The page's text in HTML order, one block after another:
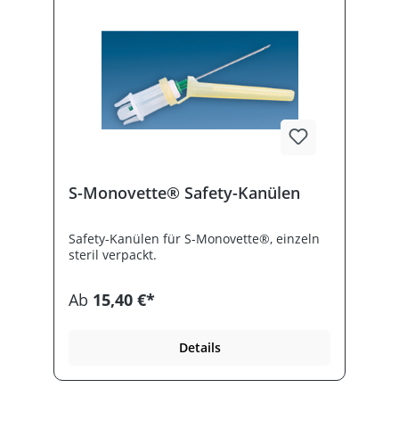
S-Monovette® Safety-Kanülen
Safety-Kanülen für S-Monovette®, einzeln
steril verpackt.
Ab 15,40 €*
Details